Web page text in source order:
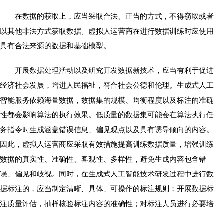
在数据的获取上，应当采取合法、正当的方式，不得窃取或者
以其他非法方式获取数据。虚拟人运营商在进行数据训练时应使用
具有合法来源的数据和基础模型。
开展数据处理活动以及研究开发数据新技术，应当有利于促进
经济社会发展，增进人民福祉，符合社会公德和伦理。生成式人工
智能服务依赖海量数据，数据集的规模、均衡程度以及标注的准确
性都会影响算法的执行效果。低质量的数据集可能会在算法执行任
务指令时生成涵盖错误信息、偏见观点以及具有诱导倾向的内容。
因此，虚拟人运营商应采取有效措施提高训练数据质量，增强训练
数据的真实性、准确性、客观性、多样性，避免生成内容包含错
误、偏见和歧视。同时，在生成式人工智能技术研发过程中进行数
据标注的，应当制定清晰、具体、可操作的标注规则；开展数据标
注质量评估，抽样核验标注内容的准确性；对标注人员进行必要培